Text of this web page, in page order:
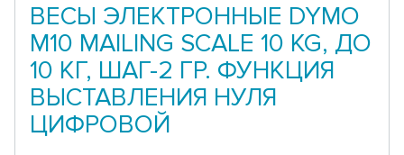
ВЕСЫ ЭЛЕКТРОННЫЕ DYMO
M10 MAILING SCALE 10 KG, ДО
10 КГ, ШАГ-2 ГР. ФУНКЦИЯ
ВЫСТАВЛЕНИЯ НУЛЯ
ЦИФРОВОЙ